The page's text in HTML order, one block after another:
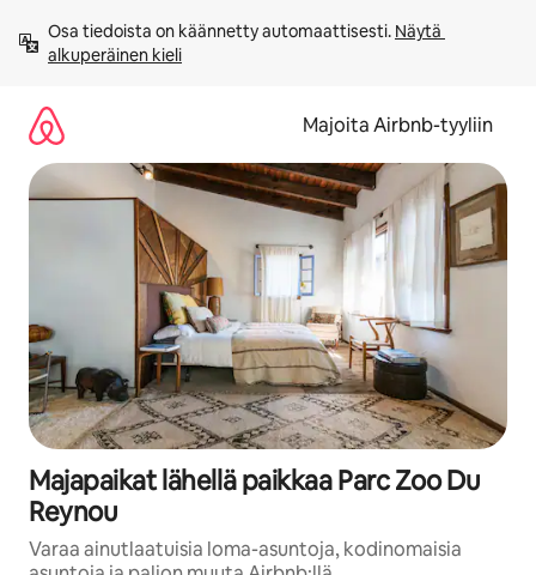
sisältö
väliin
Osa tiedoista on käännetty automaattisesti. Näytä
alkuperäinen kieli
Majoita Airbnb-tyyliin
Majapaikat lähellä paikkaa Parc Zoo Du
Reynou
Varaa ainutlaatuisia loma-asuntoja, kodinomaisia